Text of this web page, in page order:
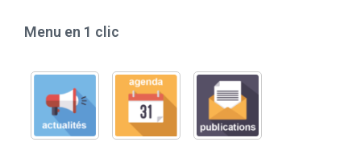
Menu en 1 clic